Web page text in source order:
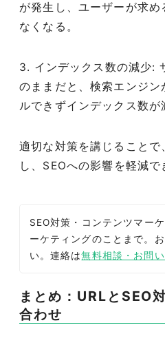
が発生し、ユーザーが求め
なくなる。
3. インデックス数の減少:
のままだと、検索エンジ
ルできずインデックス数が
適切な対策を講じること
し、SEOへの影響を軽減で
SEO対策・コンテンツマー
ーケティングのことまで。
い。連絡は無料相談・お問
まとめ：URLとSEO
合わせ